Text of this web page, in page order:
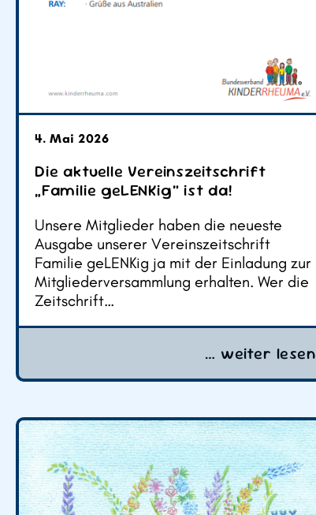
4. Mai 2026
Die aktuelle Vereinszeitschrift
„Familie geLENKig“ ist da!
Unsere Mitglieder haben die neueste
Ausgabe unserer Vereinszeitschrift
Familie geLENKig ja mit der Einladung zur
Mitgliederversammlung erhalten. Wer die
Zeitschrift…
… weiter lesen